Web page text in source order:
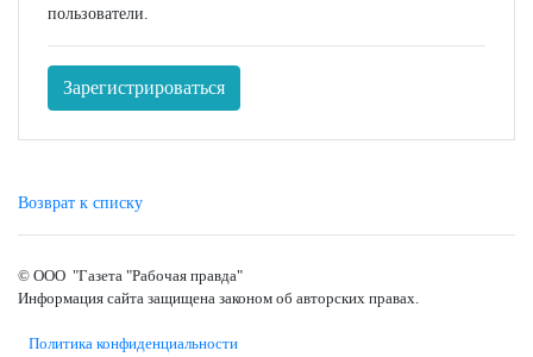
пользователи.
Зарегистрироваться
Возврат к списку
© ООО "Газета "Рабочая правда"
Информация сайта защищена законом об авторских правах.
Политика конфиденциальности